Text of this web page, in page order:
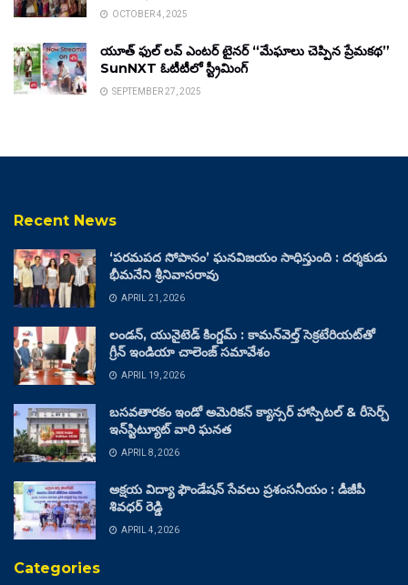
OCTOBER 4, 2025
యూత్ ఫుల్ లవ్ ఎంటర్ టైనర్ “మేఘాలు చెప్పిన ప్రేమకథ”
SunNXT ఓటీటీలో స్ట్రీమింగ్
SEPTEMBER 27, 2025
Recent News
‘పరమపద సోపానం’ ఘనవిజయం సాధిస్తుంది : దర్శకుడు
భీమనేని శ్రీనివాసరావు
APRIL 21, 2026
లండన్, యునైటెడ్ కింగ్డమ్ : కామన్‌వెల్త్ సెక్రటేరియట్‌తో
గ్రీన్ ఇండియా చాలెంజ్ సమావేశం
APRIL 19, 2026
బసవతారకం ఇండో అమెరికన్ క్యాన్సర్ హాస్పిటల్ & రీసెర్చ్
ఇన్‌స్టిట్యూట్ వారి ఘనత
APRIL 8, 2026
అక్షయ విద్యా ఫౌండేషన్ సేవలు ప్రశంసనీయం : డీజీపీ
శివధర్ రెడ్డి
APRIL 4, 2026
Categories